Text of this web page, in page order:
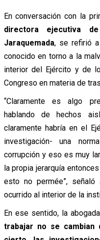
En conversación con la
directora ejecutiva
Jaraquemada, se refirió
conocido en torno a la
interior del Ejército y de
Congreso en materia de
“Claramente es algo
hablando de hechos
claramente habría en el
investigación- una
corrupción y eso es muy
la propia jerarquía
esto no permée”,
ocurrido al interior de la
En ese sentido, la
trabajar no se